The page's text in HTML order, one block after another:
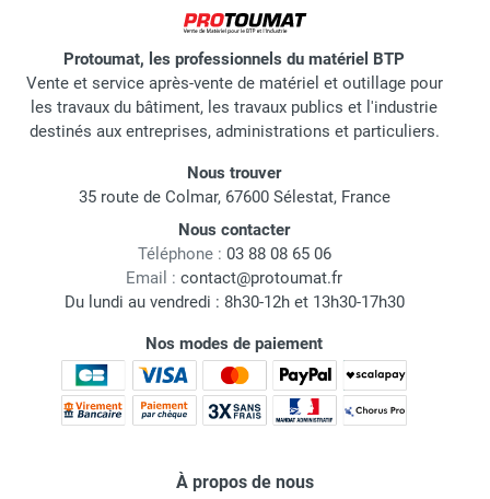
Protoumat, les professionnels du matériel BTP
Vente et service après-vente de matériel et outillage pour
les travaux du bâtiment, les travaux publics et l'industrie
destinés aux entreprises, administrations et particuliers.
Nous trouver
35 route de Colmar, 67600 Sélestat, France
Nous contacter
Téléphone : 03 88 08 65 06
Email : contact@protoumat.fr
Du lundi au vendredi : 8h30-12h et 13h30-17h30
Nos modes de paiement
À propos de nous